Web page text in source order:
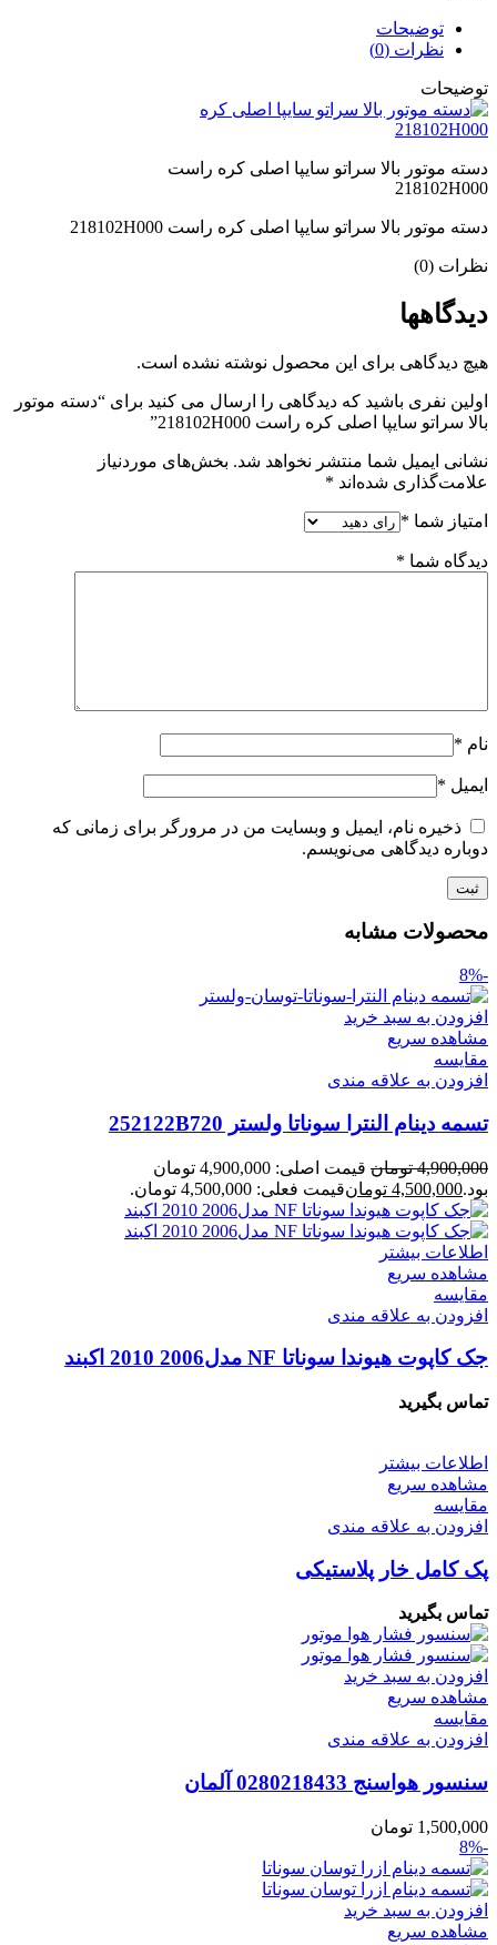
توضیحات
نظرات (0)
توضیحات
دسته موتور بالا سراتو سایپا اصلی کره راست
218102H000
دسته موتور بالا سراتو سایپا اصلی کره راست 218102H000
نظرات (0)
دیدگاهها
هیچ دیدگاهی برای این محصول نوشته نشده است.
اولین نفری باشید که دیدگاهی را ارسال می کنید برای “دسته موتور
بالا سراتو سایپا اصلی کره راست 218102H000”
نشانی ایمیل شما منتشر نخواهد شد. بخش‌های موردنیاز
علامت‌گذاری شده‌اند *
امتیاز شما *
دیدگاه شما *
نام *
ایمیل *
ذخیره نام، ایمیل و وبسایت من در مرورگر برای زمانی که
دوباره دیدگاهی می‌نویسم.
محصولات مشابه
-8%
افزودن به سبد خرید
مشاهده سریع
مقایسه
افزودن به علاقه مندی
تسمه دینام النترا سوناتا ولستر 252122B720
4,900,000 تومان
قیمت اصلی: 4,900,000 تومان
بود.4,500,000 تومانقیمت فعلی: 4,500,000 تومان.
اطلاعات بیشتر
مشاهده سریع
مقایسه
افزودن به علاقه مندی
جک کاپوت هیوندا سوناتا NF مدل2006 2010 اکبند
تماس بگیرید
اطلاعات بیشتر
مشاهده سریع
مقایسه
افزودن به علاقه مندی
پک کامل خار پلاستیکی
تماس بگیرید
افزودن به سبد خرید
مشاهده سریع
مقایسه
افزودن به علاقه مندی
سنسور هواسنج 0280218433 آلمان
1,500,000 تومان
-8%
افزودن به سبد خرید
مشاهده سریع